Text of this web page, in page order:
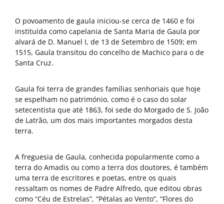
O povoamento de gaula iniciou-se cerca de 1460 e foi
instituída como capelania de Santa Maria de Gaula por
alvará de D. Manuel I, de 13 de Setembro de 1509; em
1515, Gaula transitou do concelho de Machico para o de
Santa Cruz.
Gaula foi terra de grandes famílias senhoriais que hoje
se espelham no património, como é o caso do solar
setecentista que até 1863, foi sede do Morgado de S. João
de Latrão, um dos mais importantes morgados desta
terra.
A freguesia de Gaula, conhecida popularmente como a
terra do Amadis ou como a terra dos doutores, é também
uma terra de escritores e poetas, entre os quais
ressaltam os nomes de Padre Alfredo, que editou obras
como “Céu de Estrelas”, “Pétalas ao Vento”, “Flores do